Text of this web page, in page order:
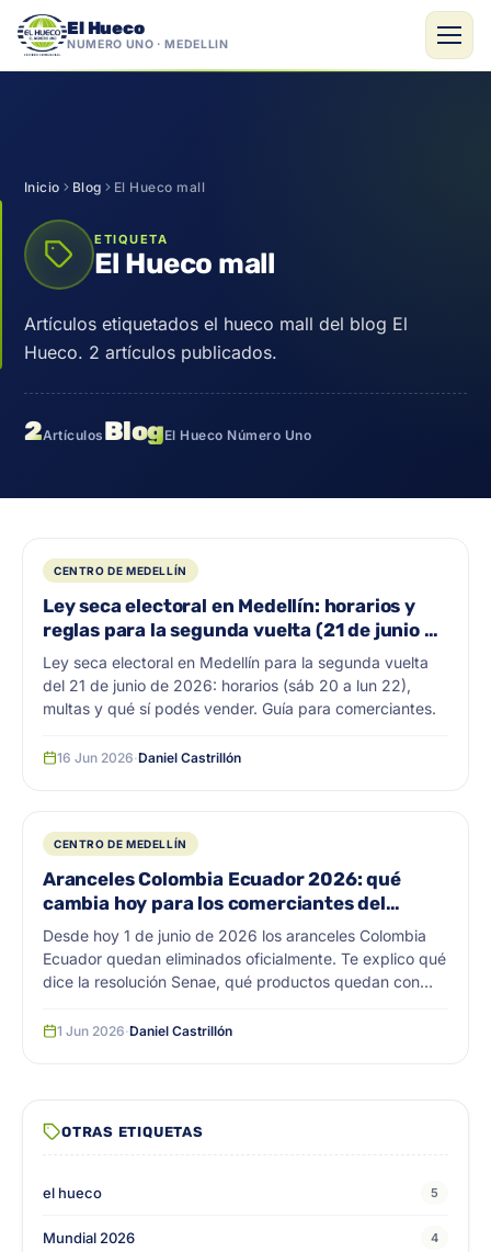
El Hueco
NÚMERO UNO · MEDELLÍN
Inicio Blog El Hueco mall
ETIQUETA
El Hueco mall
Artículos etiquetados el hueco mall del blog El
Hueco. 2 artículos publicados.
2Artículos BlogEl Hueco Número Uno
CENTRO DE MEDELLÍN
Ley seca electoral en Medellín: horarios y
reglas para la segunda vuelta (21 de junio de
2026)
Ley seca electoral en Medellín para la segunda vuelta
del 21 de junio de 2026: horarios (sáb 20 a lun 22),
multas y qué sí podés vender. Guía para comerciantes.
16 Jun 2026·Daniel Castrillón
CENTRO DE MEDELLÍN
Aranceles Colombia Ecuador 2026: qué
cambia hoy para los comerciantes del
centro de Medellín
Desde hoy 1 de junio de 2026 los aranceles Colombia
Ecuador quedan eliminados oficialmente. Te explico qué
dice la resolución Senae, qué productos quedan con
del centro de Medellín y qué riesgos siguen vigentes
1 Jun 2026·Daniel Castrillón
OTRAS ETIQUETAS
el hueco 5
Mundial 2026 4